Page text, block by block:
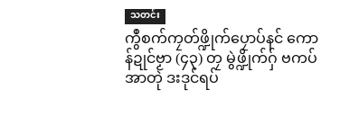
သတင်း
ကွဳစက်ကၠတ်ဖ္ဍိုက်ပၠောပ်နင် ကော
န်ဍုင်ဗၟာ (၄၃) တၠ မွဲဖ္ဍိုက်ဂှ် ဗကပ်
အာတုဲ ဒးဒုင်ရပ်